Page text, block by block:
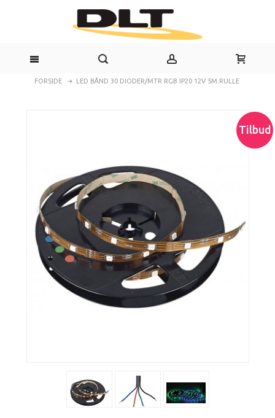
FORSIDE LED BÅND 30 DIODER/MTR RGB IP20 12V 5M.RULLE
Tilbud